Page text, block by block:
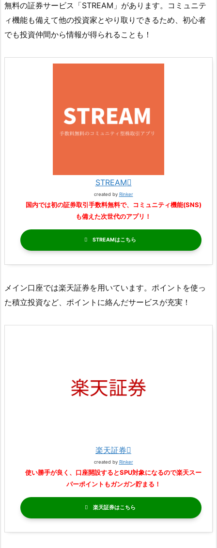
無料の証券サービス「STREAM」があります。コミュニテ
ィ機能も備えて他の投資家とやり取りできるため、初心者
でも投資仲間から情報が得られることも！
STREAM
created by Rinker
国内では初の証券取引手数料無料で、コミュニティ機能(SNS)
も備えた次世代のアプリ！
STREAM
メイン口座では楽天証券を用いています。ポイントを使っ
た積立投資など、ポイントに絡んだサービスが充実！
楽天証券
created by Rinker
使い勝手が良く、口座開設するとSPU対象になるので楽天スー
パーポイントもガンガン貯まる！
楽天証券